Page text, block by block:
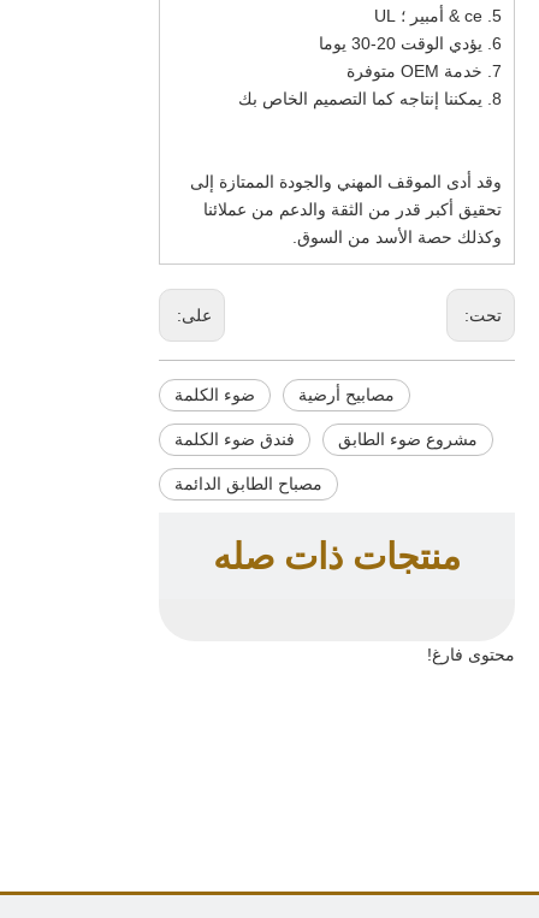
5. ce & أمبير ؛ UL
6. يؤدي الوقت 20-30 يوما
7. خدمة OEM متوفرة
8. يمكننا إنتاجه كما التصميم الخاص بك
وقد أدى الموقف المهني والجودة الممتازة إلى
تحقيق أكبر قدر من الثقة والدعم من عملائنا
وكذلك حصة الأسد من السوق.
على: تحت:
ضوء الكلمة مصابيح أرضية
فندق ضوء الكلمة مشروع ضوء الطابق
مصباح الطابق الدائمة
منتجات ذات صله
محتوى فارغ!